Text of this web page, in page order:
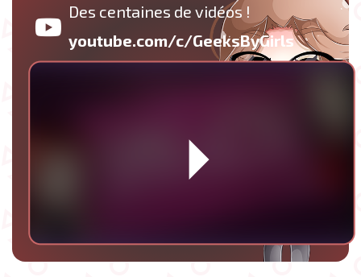
Des centaines de vidéos !
youtube.com/c/GeeksByGirls